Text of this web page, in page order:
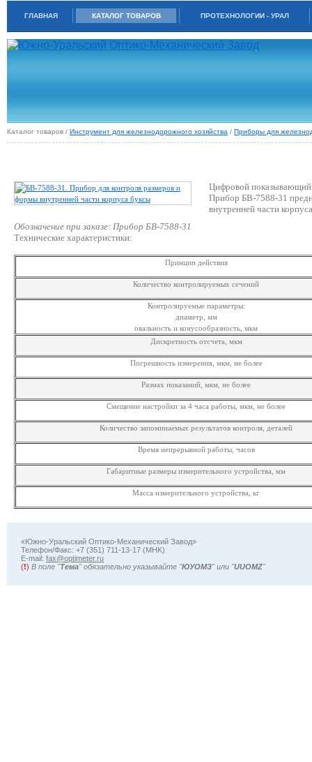
ГЛАВНАЯ КАТАЛОГ ТОВАРОВ ПРОТЕХНОЛОГИИ - УРАЛ
Каталог товаров / Инструмент для железнодорожного хозяйства / Приборы для
Цифровой
Прибор БВ-7588-31
внутренней части
Обозначение при заказе: Прибор БВ-7588-31
Технические характеристики:
Принцип действия
Количество контролируемых сечений
Контролируемые параметры:
диаметр, мм
овальность и конусообразность, мкм
Дискретность отсчета, мкм
Погрешность измерения, мкм, не более
Размах показаний, мкм, не более
Смещение настройки за 4 часа работы, мкм, не более
Количество запоминаемых результатов контроля, деталей
Время непрерывной работы, часов
Габаритные размеры измерительного устройства, мм
Масса измерительного устройства, кг
«Южно-Уральский Оптико-Механический Завод»
Телефон/Факс: +7 (351) 711-13-17 (MHK)
Е-mail: fax@optimeter.ru
(!) В поле "Тема" обязательно указывайте "ЮУОМЗ" или "UUOMZ"